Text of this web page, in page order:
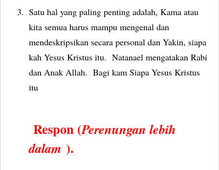
3. Satu hal yang paling penting adalah, Kama atau
kita semua harus mampu mengenal dan
mendeskripsikan secara personal dan Yakin, siapa
kah Yesus Kristus itu. Natanael mengatakan Rabi
dan Anak Allah. Bagi kam Siapa Yesus Kristus
itu
Respon (Perenungan lebih
dalam ).